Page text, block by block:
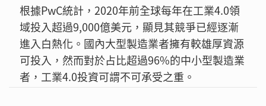
根據PwC統計，2020年前全球每年在工業4.0領
域投入超過9,000億美元，顯見其競爭已經逐漸
進入白熱化。國內大型製造業者擁有較雄厚資源
可投入，然而對於占比超過96%的中小型製造業
者，工業4.0投資可謂不可承受之重。